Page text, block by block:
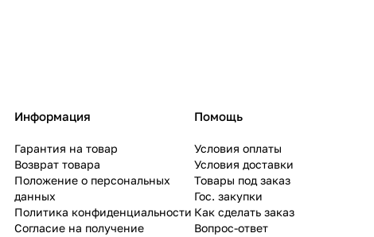
Информация
Гарантия на товар
Возврат товара
Положение о персональных
данных
Политика конфиденциальности
Согласие на получение
Помощь
Условия оплаты
Условия доставки
Товары под заказ
Гос. закупки
Как сделать заказ
Вопрос-ответ